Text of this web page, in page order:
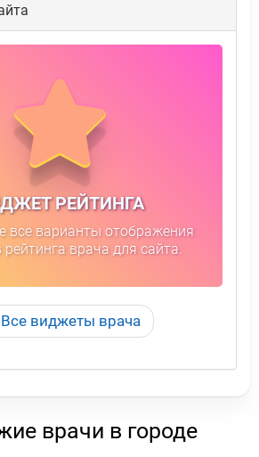
РЕЙТИНГА
все варианты отображения
врача для сайта.
виджеты врача
врачи в городе